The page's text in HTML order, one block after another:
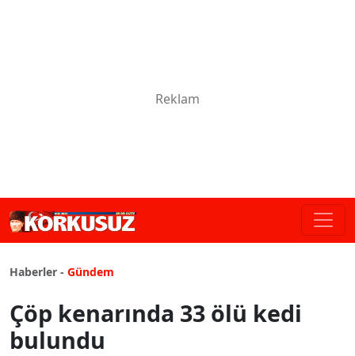
Haberler - Gündem
Çöp kenarında 33 ölü kedi
bulundu